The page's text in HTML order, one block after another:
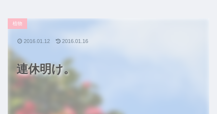
連休明け。
植物
2016.01.12 2016.01.16